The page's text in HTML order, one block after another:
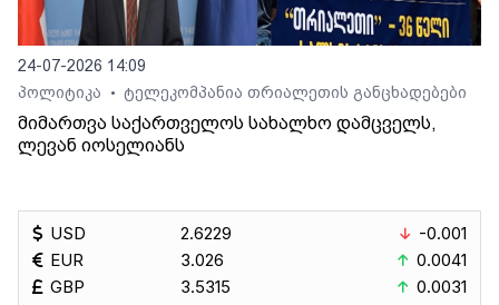
24-07-2026 14:09
პოლიტიკა
• ტელეკომპანია თრიალეთის განცხადებები
მიმართვა საქართველოს სახალხო დამცველს,
ლევან იოსელიანს
USD
EUR
GBP
2.6229
3.026
3.5315
-0.001
0.0041
0.0031